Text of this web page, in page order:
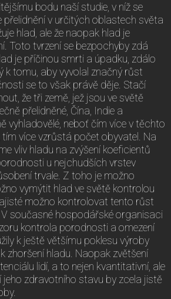
bodu naší studie, v níž se
přelidnění v určitých oblastech světa
hlad, ale že naopak hlad je
Toto tvrzení se bezpochyby zdá
je příčinou smrti a úpadku, zdálo
k tomu, aby vyvolal značný růst
se to však právě děje. Stačí
že tři země, jež jsou ve světě
přelidněné, Čína, Indie a
vyhladovělé, neboť čím více v těchto
více vzrůstá počet obyvatel. Na
vliv hladu na zvýšení koeficientů
u nejchudších vrstev
trvale. Z toho je možno
vymýtit hlad ve světě kontrolou
možno kontrolovat tento růst
současné hospodářské organisaci
kontrola porodnosti a omezení
k ještě většímu poklesu výroby
zhoršení hladu. Naopak zvětšení
lidí, a to nejen kvantitativní, ale
jeho zdravotního stavu by zcela jistě